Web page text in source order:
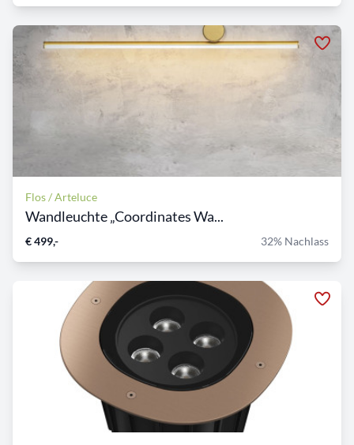
Flos / Arteluce
Wandleuchte „Coordinates Wa...
€ 499,- 32% Nachlass